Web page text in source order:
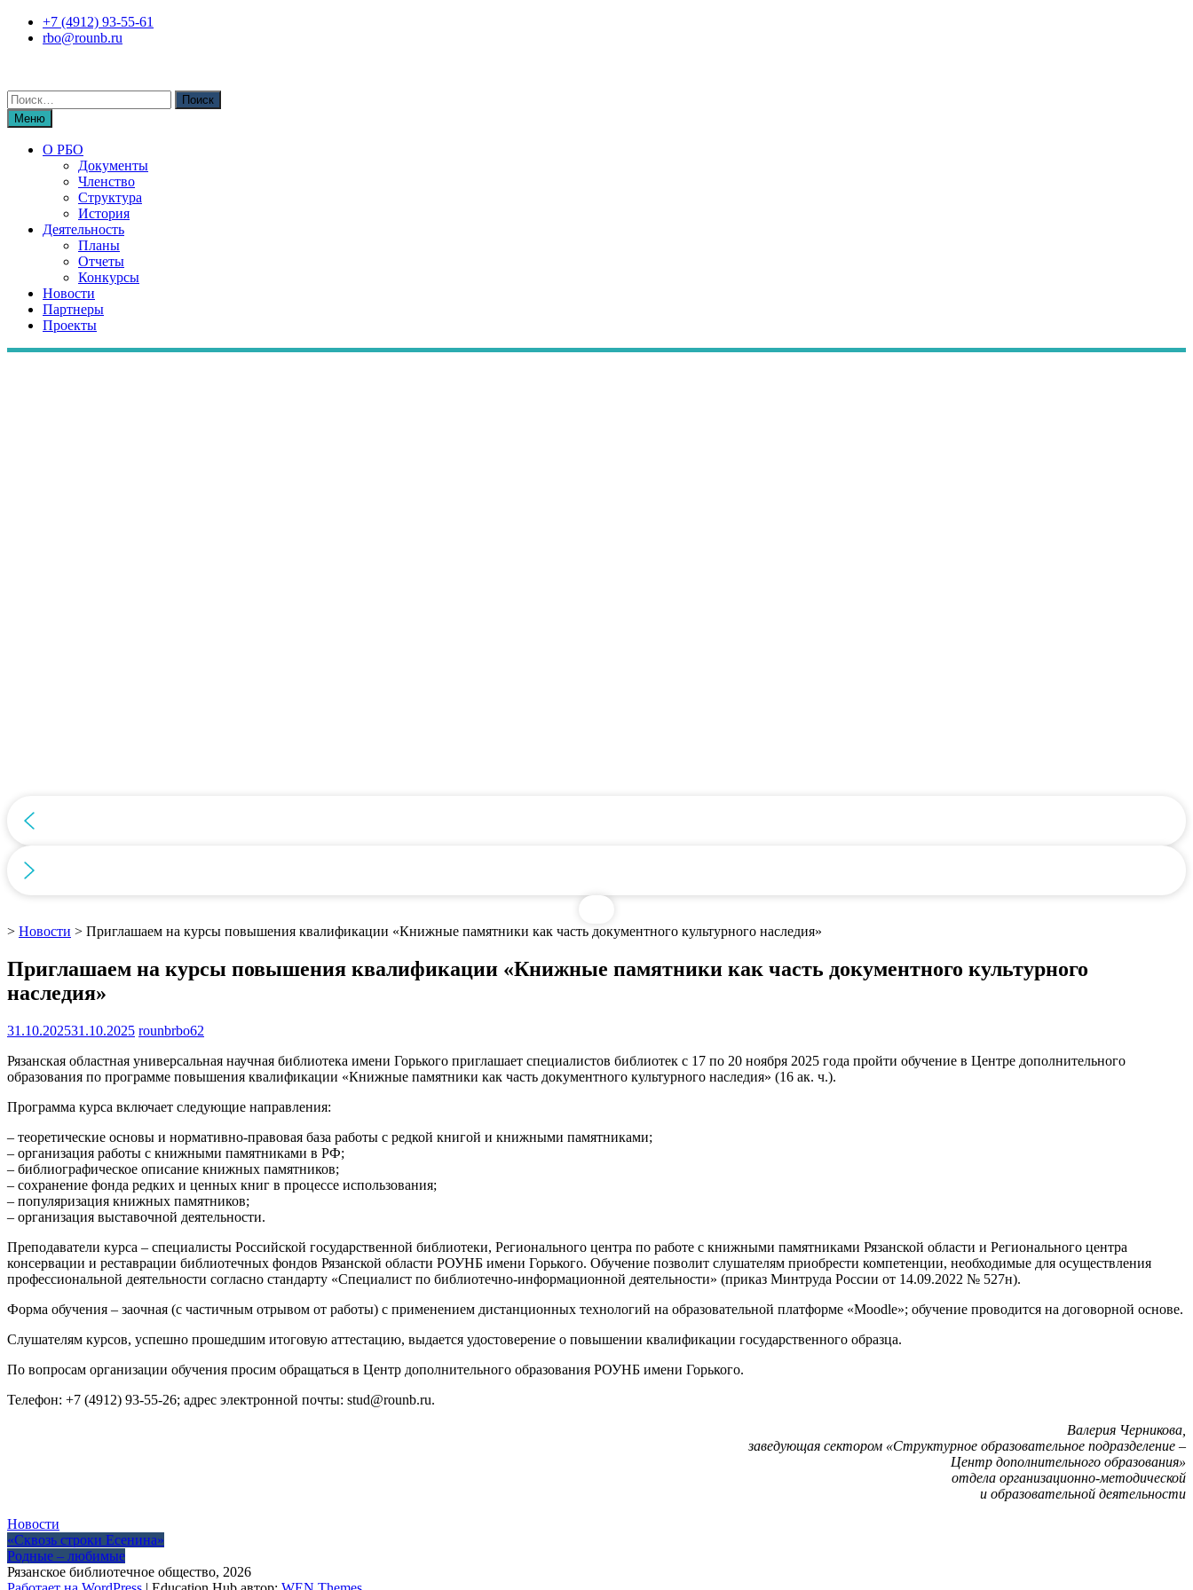
Перейти+7 (4912) 93-55-61
rbo@rounb.ru
Поиск
по:Меню
О РБО
Документы
Членство
Структура
История
Деятельность
Планы
Отчеты
Конкурсы
Новости
Партнеры
Проекты
> Новости > Приглашаем на курсы повышения квалификации «Книжные памятники как часть документного культурного наследия»
Приглашаем на курсы повышения квалификации «Книжные памятники как часть документного культурного
наследия»
31.10.202531.10.2025 rounbrbo62
Рязанская областная универсальная научная библиотека имени Горького приглашает специалистов библиотек с 17 по 20 ноября 2025 года пройти обучение в Центре дополнительного
образования по программе повышения квалификации «Книжные памятники как часть документного культурного наследия» (16 ак. ч.).
Программа курса включает следующие направления:
– теоретические основы и нормативно-правовая база работы с редкой книгой и книжными памятниками;
– организация работы с книжными памятниками в РФ;
– библиографическое описание книжных памятников;
– сохранение фонда редких и ценных книг в процессе использования;
– популяризация книжных памятников;
– организация выставочной деятельности.
Преподаватели курса – специалисты Российской государственной библиотеки, Регионального центра по работе с книжными памятниками Рязанской области и Регионального центра
консервации и реставрации библиотечных фондов Рязанской области РОУНБ имени Горького. Обучение позволит слушателям приобрести компетенции, необходимые для осуществления
профессиональной деятельности согласно стандарту «Специалист по библиотечно-информационной деятельности» (приказ Минтруда России от 14.09.2022 № 527н).
Форма обучения – заочная (с частичным отрывом от работы) с применением дистанционных технологий на образовательной платформе «Moodle»; обучение проводится на договорной основе.
Слушателям курсов, успешно прошедшим итоговую аттестацию, выдается удостоверение о повышении квалификации государственного образца.
По вопросам организации обучения просим обращаться в Центр дополнительного образования РОУНБ имени Горького.
Телефон: +7 (4912) 93-55-26; адрес электронной почты: stud@rounb.ru.
Валерия Черникова,
заведующая сектором «Структурное образовательное подразделение –
Центр дополнительного образования»
отдела организационно-методической
и образовательной деятельности
Новости
Навигация
по
«Сквозь строки Есенина»
Родные – любимые
Рязанское библиотечное общество, 2026